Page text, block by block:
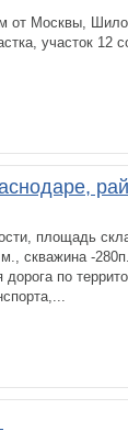
от Москвы,
участок 12
площадь
скважина -
по